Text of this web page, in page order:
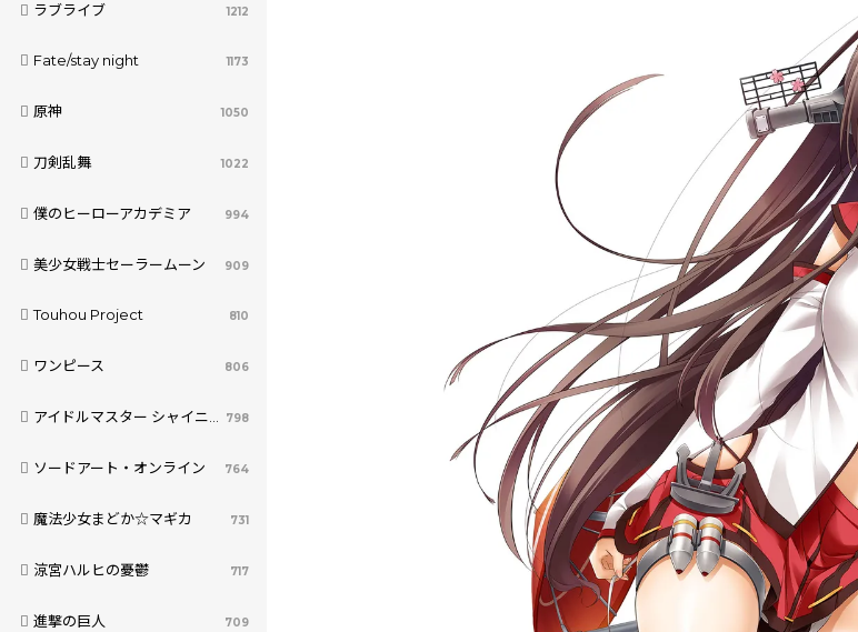
ラブライブ 1212
Fate/stay night 1173
原神 1050
刀剣乱舞 1022
僕のヒーローアカデミア 994
美少女戦士セーラームーン 909
Touhou Project 810
ワンピース 806
アイドルマスター シャイニーカラーズ 798
ソードアート・オンライン 764
魔法少女まどか☆マギカ 731
涼宮ハルヒの憂鬱 717
進撃の巨人 709